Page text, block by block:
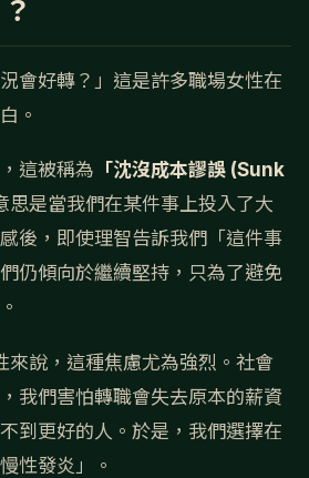
會好轉？」這是許多職場女性在
。
這被稱為 「沈沒成本謬誤 (Sunk
思是當我們在某件事上投入了大
後，即使理智告訴我們「這件事
仍傾向於繼續堅持，只為了避免
說，這種焦慮尤為強烈。社會
我們害怕轉職會失去原本的薪資
到更好的人。於是，我們選擇在
性發炎」。